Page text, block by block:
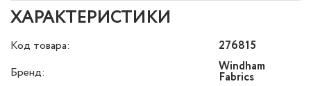
ХАРАКТЕРИСТИКИ
Код товара:
276815
Бренд:
Windham
Fabrics